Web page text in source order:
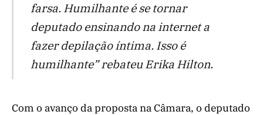
farsa. Humilhante é se tornar
deputado ensinando na internet a
fazer depilação íntima. Isso é
humilhante” rebateu Erika Hilton.
Com o avanço da proposta na Câmara, o deputado